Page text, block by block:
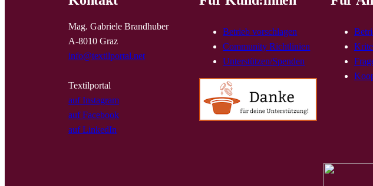
Mag. Gabriele Brandhuber
A-8010 Graz
info@textilportal.net
Textilportal
auf Instagram
auf Facebook
auf LinkedIn
Betrieb vorschlagen
Community Richtlinien
Unterstützen/Spenden